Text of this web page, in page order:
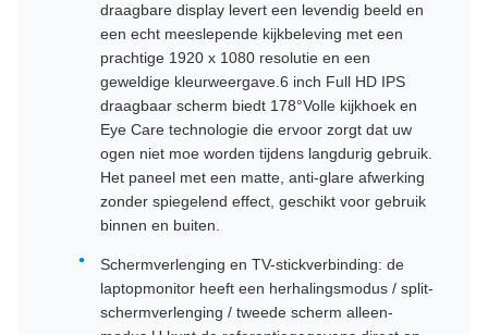
draagbare display levert een levendig beeld en
een echt meeslepende kijkbeleving met een
prachtige 1920 x 1080 resolutie en een
geweldige kleurweergave.6 inch Full HD IPS
draagbaar scherm biedt 178°Volle kijkhoek en
Eye Care technologie die ervoor zorgt dat uw
ogen niet moe worden tijdens langdurig gebruik.
Het paneel met een matte, anti-glare afwerking
zonder spiegelend effect, geschikt voor gebruik
binnen en buiten.
Schermverlenging en TV-stickverbinding: de
laptopmonitor heeft een herhalingsmodus / split-
schermverlenging / tweede scherm alleen-